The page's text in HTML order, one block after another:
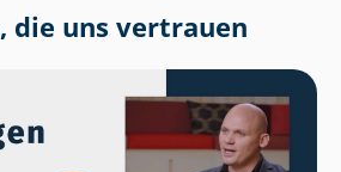
die uns vertrauen